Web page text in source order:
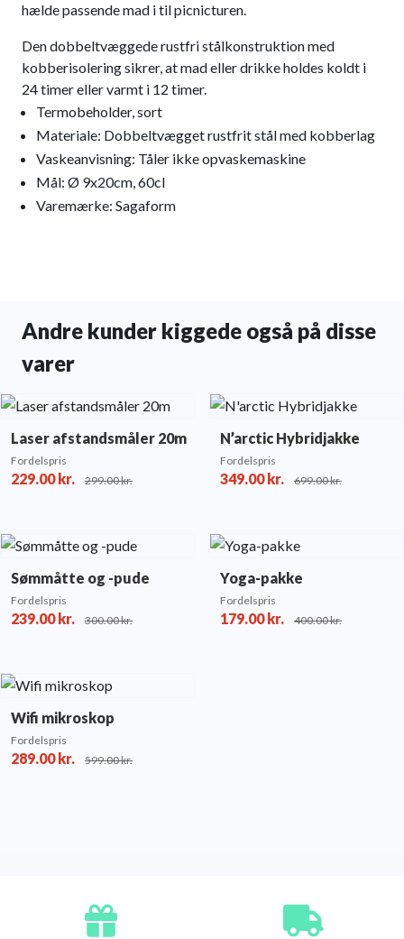
hælde passende mad i til picnicturen.
Den dobbeltvæggede rustfri stålkonstruktion med
kobberisolering sikrer, at mad eller drikke holdes koldt i
24 timer eller varmt i 12 timer.
Termobeholder, sort
Materiale: Dobbeltvægget rustfrit stål med kobberlag
Vaskeanvisning: Tåler ikke opvaskemaskine
Mål: Ø 9x20cm, 60cl
Varemærke: Sagaform
Andre kunder kiggede også på disse
varer
Laser afstandsmåler 20m
Fordelspris
229.00kr. 299.00kr.
N’arctic Hybridjakke
Fordelspris
349.00kr. 699.00kr.
Sømmåtte og -pude
Fordelspris
239.00kr. 300.00kr.
Yoga-pakke
Fordelspris
179.00kr. 400.00kr.
Wifi mikroskop
Fordelspris
289.00kr. 599.00kr.